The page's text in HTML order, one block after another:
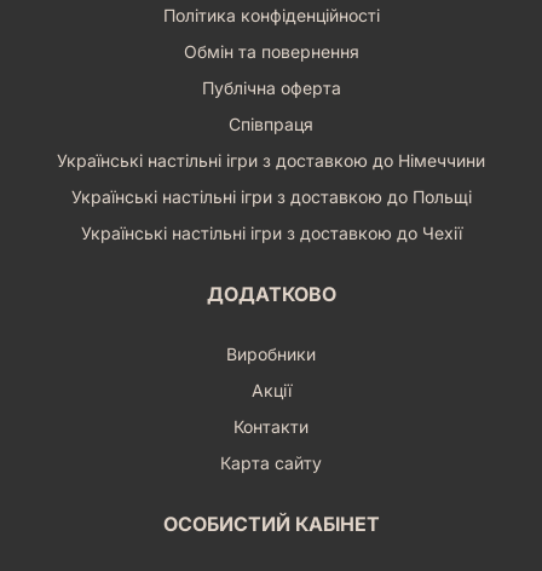
Політика конфіденційності
Обмін та повернення
Публічна оферта
Співпраця
Українські настільні ігри з доставкою до Німеччини
Українські настільні ігри з доставкою до Польщі
Українські настільні ігри з доставкою до Чехії
ДОДАТКОВО
Виробники
Акції
Контакти
Карта сайту
ОСОБИСТИЙ КАБІНЕТ